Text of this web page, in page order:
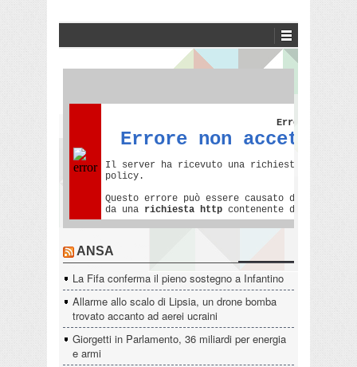
ANSA
La Fifa conferma il pieno sostegno a Infantino
Allarme allo scalo di Lipsia, un drone bomba
trovato accanto ad aerei ucraini
Giorgetti in Parlamento, 36 miliardi per energia
e armi